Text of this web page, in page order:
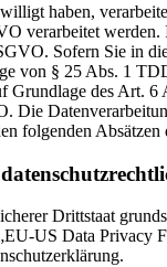
haben,
verarbeitet
Sofern Sie in
von § 25 Abs. 1
Grundlage des Art.
folgenden
Drittstaat
US Data Privacy